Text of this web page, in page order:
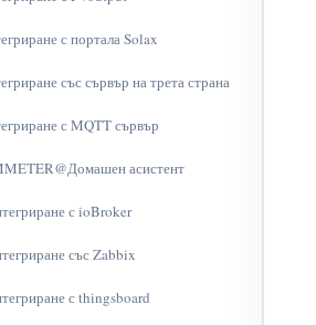
с портала Solax
със сървър на трета страна
с MQTT сървър
асистент
с ioBroker
със Zabbix
с thingsboard